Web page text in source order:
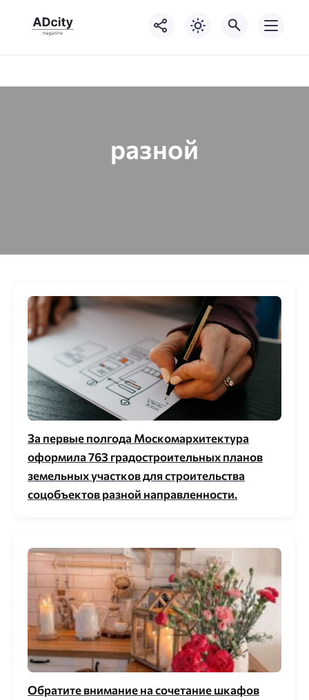
разной
За первые полгода Москомархитектура
оформила 763 градостроительных планов
земельных участков для строительства
соцобъектов разной направленности.
Обратите внимание на сочетание шкафов